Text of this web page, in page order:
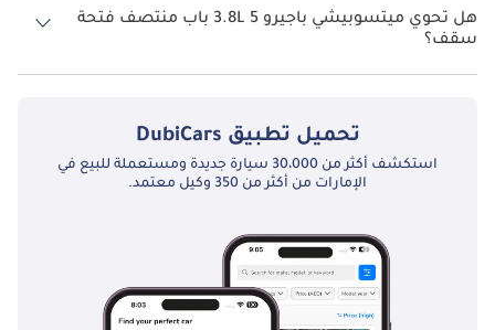
هل تحوي ميتسوبيشي باجيرو 3.8L 5 باب منتصف فتحة
سقف؟
نعم توفر ميتسوبيشي باجيرو 3.8L 5 باب منتصف فتحة السقف كخيار.
تحميل تطبيق DubiCars
استكشف أكثر من 30،000 سيارة جديدة ومستعملة للبيع في
الإمارات من أكثر من 350 وكيل معتمد.